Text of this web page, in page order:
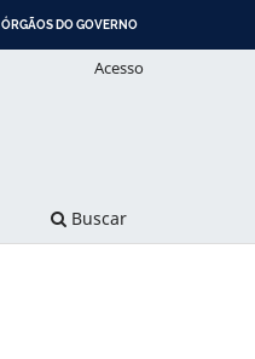
ÓRGÃOS DO GOVERNO
Buscar
Acesso